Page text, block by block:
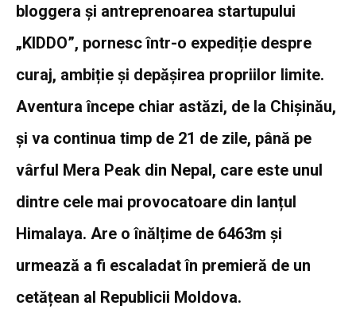
bloggera și antreprenoarea startupului
„KIDDO”, pornesc într-o expediție despre
curaj, ambiție și depășirea propriilor limite.
Aventura începe chiar astăzi, de la Chișinău,
și va continua timp de 21 de zile, până pe
vârful Mera Peak din Nepal, care este unul
dintre cele mai provocatoare din lanțul
Himalaya. Are o înălțime de 6463m și
urmează a fi escaladat în premieră de un
cetățean al Republicii Moldova.